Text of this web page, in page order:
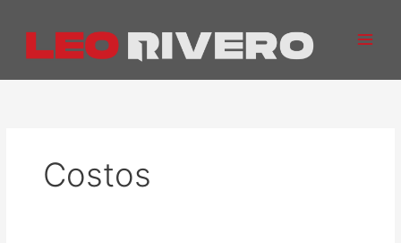
contenido
Costos